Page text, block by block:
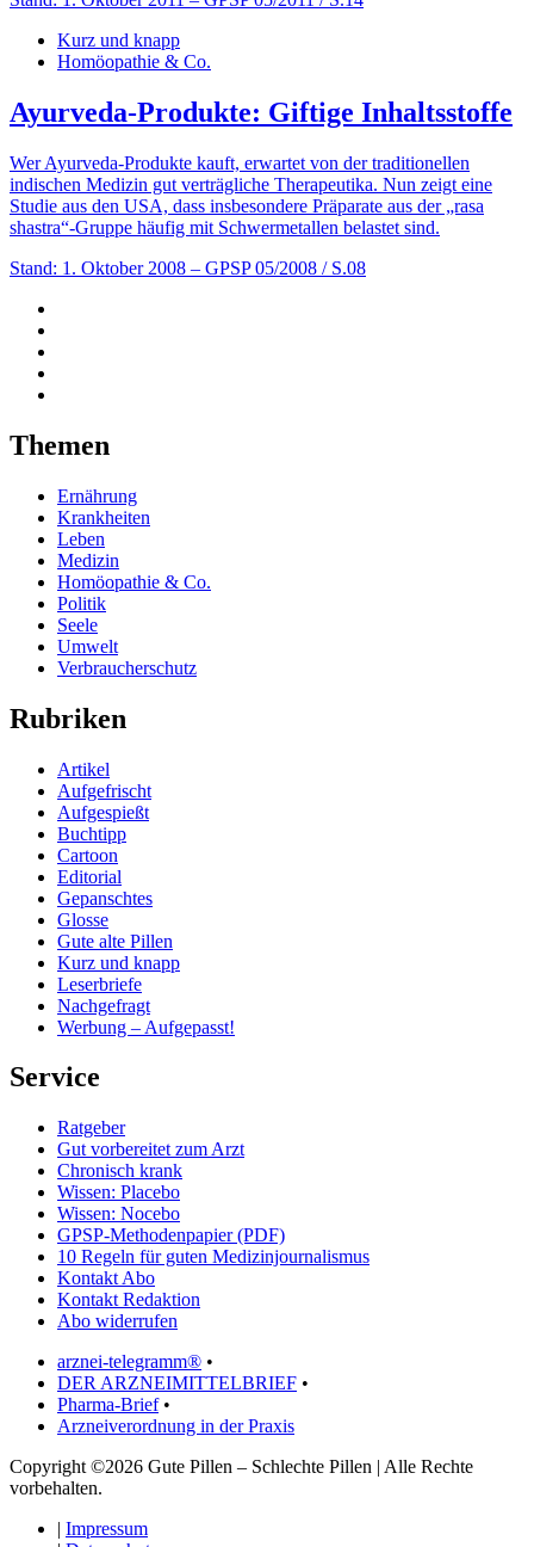
Kurz und knapp
Homöopathie & Co.
Ayurveda-Produkte: Giftige Inhaltsstoffe
Wer Ayurveda-Produkte kauft, erwartet von der traditionellen
indischen Medizin gut verträgliche Therapeutika. Nun zeigt eine
Studie aus den USA, dass insbesondere Präparate aus der „rasa
shastra“-Gruppe häufig mit Schwermetallen belastet sind.
Stand: 1. Oktober 2008 – GPSP 05/2008 / S.08
Themen
Ernährung
Krankheiten
Leben
Medizin
Homöopathie & Co.
Politik
Seele
Umwelt
Verbraucherschutz
Rubriken
Artikel
Aufgefrischt
Aufgespießt
Buchtipp
Cartoon
Editorial
Gepanschtes
Glosse
Gute alte Pillen
Kurz und knapp
Leserbriefe
Nachgefragt
Werbung – Aufgepasst!
Service
Ratgeber
Gut vorbereitet zum Arzt
Chronisch krank
Wissen: Placebo
Wissen: Nocebo
GPSP-Methodenpapier (PDF)
10 Regeln für guten Medizinjournalismus
Kontakt Abo
Kontakt Redaktion
Abo widerrufen
arznei-telegramm® •
DER ARZNEIMITTELBRIEF •
Pharma-Brief•
Arzneiverordnung in der Praxis
Copyright ©2026 Gute Pillen – Schlechte Pillen | Alle Rechte
vorbehalten.
| Impressum